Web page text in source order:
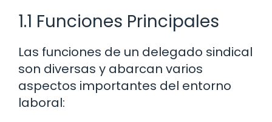
1.1 Funciones Principales
Las funciones de un delegado sindical
son diversas y abarcan varios
aspectos importantes del entorno
laboral: